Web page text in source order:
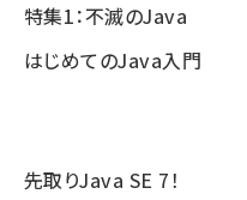
特集1：不滅のJava
はじめてのJava入門
先取りJava SE 7！